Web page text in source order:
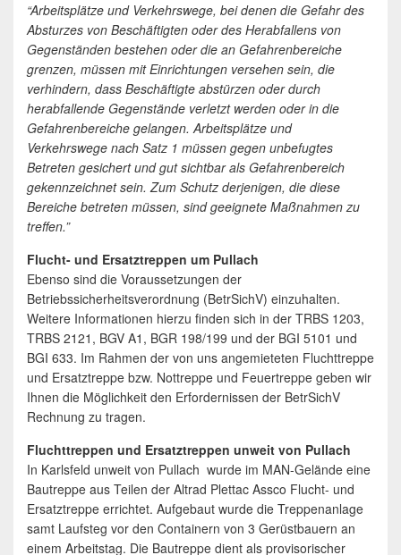
“Arbeitsplätze und Verkehrswege, bei denen die Gefahr des
Absturzes von Beschäftigten oder des Herabfallens von
Gegenständen bestehen oder die an Gefahrenbereiche
grenzen, müssen mit Einrichtungen versehen sein, die
verhindern, dass Beschäftigte abstürzen oder durch
herabfallende Gegenstände verletzt werden oder in die
Gefahrenbereiche gelangen. Arbeitsplätze und
Verkehrswege nach Satz 1 müssen gegen unbefugtes
Betreten gesichert und gut sichtbar als Gefahrenbereich
gekennzeichnet sein. Zum Schutz derjenigen, die diese
Bereiche betreten müssen, sind geeignete Maßnahmen zu
treffen.”
Flucht- und Ersatztreppen um Pullach
Ebenso sind die Voraussetzungen der
Betriebssicherheitsverordnung (BetrSichV) einzuhalten.
Weitere Informationen hierzu finden sich in der TRBS 1203,
TRBS 2121, BGV A1, BGR 198/199 und der BGI 5101 und
BGI 633. Im Rahmen der von uns angemieteten Fluchttreppe
und Ersatztreppe bzw. Nottreppe und Feuertreppe geben wir
Ihnen die Möglichkeit den Erfordernissen der BetrSichV
Rechnung zu tragen.
Fluchttreppen und Ersatztreppen unweit von Pullach
In Karlsfeld unweit von Pullach wurde im MAN-Gelände eine
Bautreppe aus Teilen der Altrad Plettac Assco Flucht- und
Ersatztreppe errichtet. Aufgebaut wurde die Treppenanlage
samt Laufsteg vor den Containern von 3 Gerüstbauern an
einem Arbeitstag. Die Bautreppe dient als provisorischer